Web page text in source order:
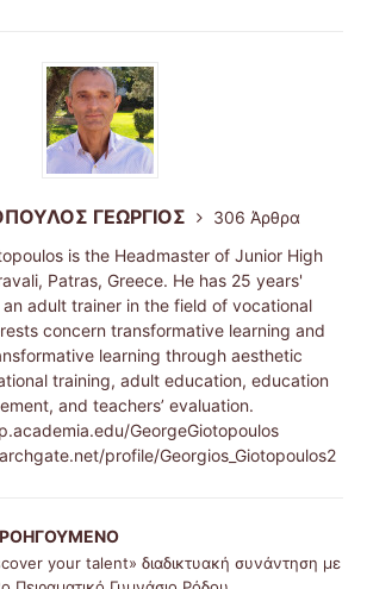
ΓΕΩΡΓΙΟΣ
306 Άρθρα
is the Headmaster of Junior High
Patras, Greece. He has 25 years'
adult trainer in the field of vocational
concern transformative learning and
learning through aesthetic
training, adult education, education
and teachers’ evaluation.
GeorgeGiotopoulos
profile/Georgios_Giotopoulos2
your talent» διαδικτυακή συνάντηση με